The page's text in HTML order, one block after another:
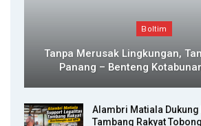
Boltim
Tanpa Merusak Lingkungan,
Panang – Benteng
Alambri Matiala
Tambang Rakyat